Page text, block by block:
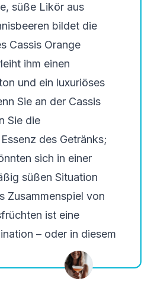
süße Likör aus
bildet die
Cassis Orange
ihm einen
und ein luxuriöses
Sie an der Cassis
Sie die
des Getränks;
sich in einer
süßen Situation
Zusammenspiel von
ist eine
– oder in diesem